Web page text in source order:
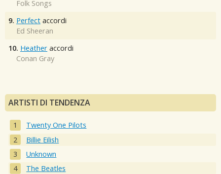
Folk Songs
9. Perfect accordi
Ed Sheeran
10. Heather accordi
Conan Gray
ARTISTI DI TENDENZA
Twenty One Pilots
Billie Eilish
Unknown
The Beatles